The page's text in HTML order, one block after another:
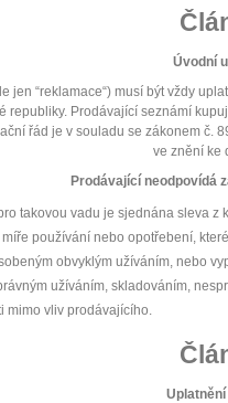
Úvodní
jen “reklamace“) musí být vždy
republiky. Prodávající seznámí
řád je v souladu se zákonem č.
ve znění ke
Prodávající neodpovídá
takovou vadu je sjednána sleva z
používání nebo opotřebení,
obvyklým užíváním, nebo
užíváním, skladováním,
mimo vliv prodávajícího.